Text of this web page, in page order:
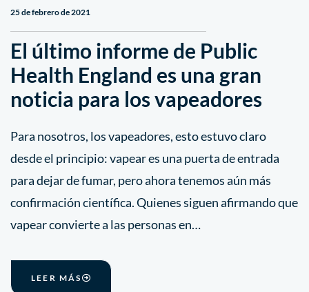
25 de febrero de 2021
El último informe de Public
Health England es una gran
noticia para los vapeadores
Para nosotros, los vapeadores, esto estuvo claro
desde el principio: vapear es una puerta de entrada
para dejar de fumar, pero ahora tenemos aún más
confirmación científica. Quienes siguen afirmando que
vapear convierte a las personas en…
LEER MÁS